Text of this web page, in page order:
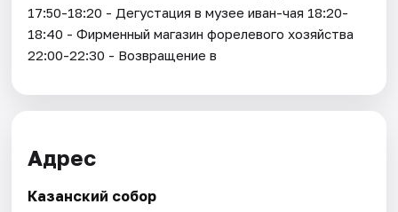
17:50-18:20 - Дегустация в музее иван-чая 18:20-
18:40 - Фирменный магазин форелевого хозяйства
22:00-22:30 - Возвращение в
Адрес
Казанский собор